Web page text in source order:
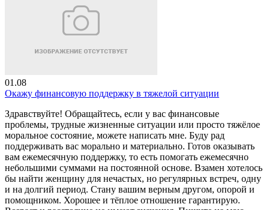
01.08
Окажу финансовую поддержку в тяжелой ситуации
Здравствуйте! Обращайтесь, если у вас финансовые
проблемы, трудные жизненные ситуации или просто тяжёлое
моральное состояние, можете написать мне. Буду рад
поддерживать вас морально и материально. Готов оказывать
вам ежемесячную поддержку, то есть помогать ежемесячно
небольшими суммами на постоянной основе. Взамен хотелось
бы найти женщину для нечастых, но регулярных встреч, одну
и на долгий период. Стану вашим верным другом, опорой и
помощником. Хорошее и тёплое отношение гарантирую.